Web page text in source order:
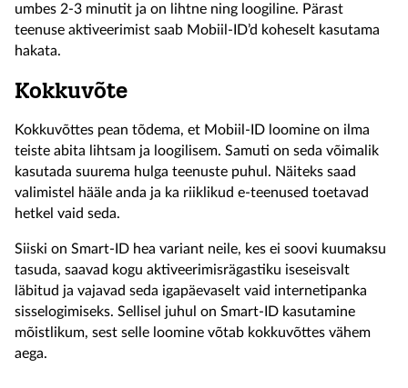
umbes 2-3 minutit ja on lihtne ning loogiline. Pärast
teenuse aktiveerimist saab Mobiil-ID’d koheselt kasutama
hakata.
Kokkuvõte
Kokkuvõttes pean tõdema, et Mobiil-ID loomine on ilma
teiste abita lihtsam ja loogilisem. Samuti on seda võimalik
kasutada suurema hulga teenuste puhul. Näiteks saad
valimistel hääle anda ja ka riiklikud e-teenused toetavad
hetkel vaid seda.
Siiski on Smart-ID hea variant neile, kes ei soovi kuumaksu
tasuda, saavad kogu aktiveerimisrägastiku iseseisvalt
läbitud ja vajavad seda igapäevaselt vaid internetipanka
sisselogimiseks. Sellisel juhul on Smart-ID kasutamine
mõistlikum, sest selle loomine võtab kokkuvõttes vähem
aega.